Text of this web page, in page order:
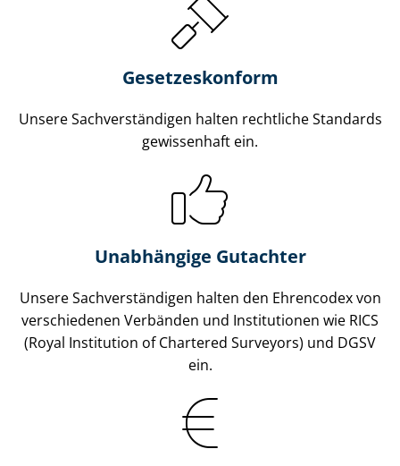
Gesetzes­konform
Unsere Sach­ver­stän­di­gen halten rechtliche Standards
gewissenhaft ein.
Unabhängige Gutachter
Unsere Sach­ver­stän­di­gen halten den Ehrencodex von
verschiedenen Verbänden und Institutionen wie RICS
(Royal Institution of Chartered Surveyors) und DGSV
ein.